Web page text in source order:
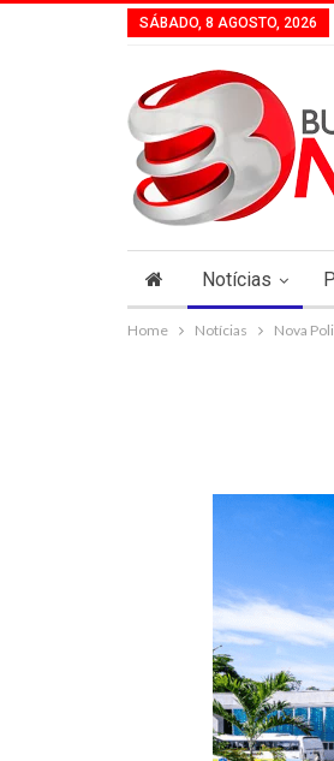
SÁBADO, 8 AGOSTO, 2026
Notícias
Home Notícias Nova